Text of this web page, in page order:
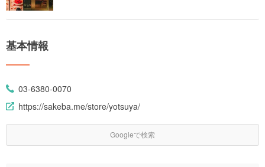
基本情報
03-6380-0070
https://sakeba.me/store/yotsuya/
Googleで検索